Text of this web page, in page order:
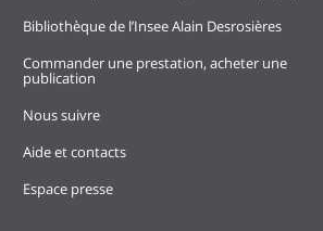
Bibliothèque de l’Insee Alain Desrosières
Commander une prestation, acheter une
publication
Nous suivre
Aide et contacts
Espace presse